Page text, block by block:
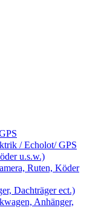
/ Echolot/ GPS
u.s.w.)
Ruten, Köder
Dachträger ect.)
Anhänger,